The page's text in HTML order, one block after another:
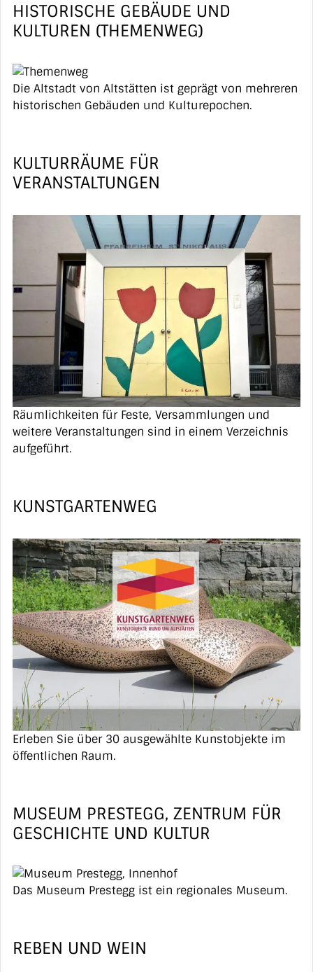
HISTORISCHE GEBÄUDE UND
KULTUREN (THEMENWEG)
Die Altstadt von Altstätten ist geprägt von mehreren
historischen Gebäuden und Kulturepochen.
KULTURRÄUME FÜR
VERANSTALTUNGEN
Räumlichkeiten für Feste, Versammlungen und
weitere Veranstaltungen sind in einem Verzeichnis
aufgeführt.
KUNSTGARTENWEG
Erleben Sie über 30 ausgewählte Kunstobjekte im
öffentlichen Raum.
MUSEUM PRESTEGG, ZENTRUM FÜR
GESCHICHTE UND KULTUR
Das Museum Prestegg ist ein regionales Museum.
REBEN UND WEIN